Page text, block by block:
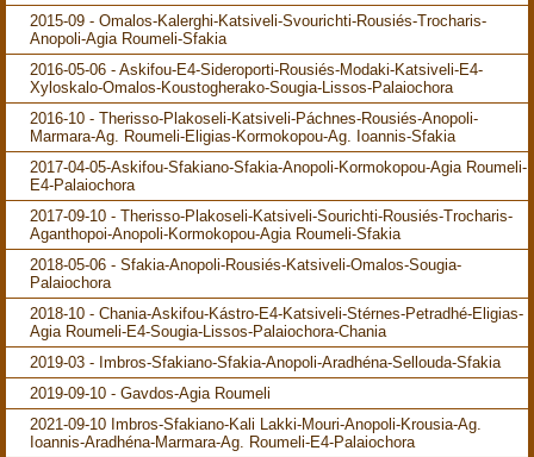
2015-09 - Omalos-Kalerghi-Katsiveli-Svourichti-Rousiés-Trocharis-
Anopoli-Agia Roumeli-Sfakia
2016-05-06 - Askifou-E4-Sideroporti-Rousiés-Modaki-Katsiveli-E4-
Xyloskalo-Omalos-Koustogherako-Sougia-Lissos-Palaiochora
2016-10 - Therisso-Plakoseli-Katsiveli-Páchnes-Rousiés-Anopoli-
Marmara-Ag. Roumeli-Eligias-Kormokopou-Ag. Ioannis-Sfakia
2017-04-05-Askifou-Sfakiano-Sfakia-Anopoli-Kormokopou-Agia Roumeli-
E4-Palaiochora
2017-09-10 - Therisso-Plakoseli-Katsiveli-Sourichti-Rousiés-Trocharis-
Aganthopoi-Anopoli-Kormokopou-Agia Roumeli-Sfakia
2018-05-06 - Sfakia-Anopoli-Rousiés-Katsiveli-Omalos-Sougia-
Palaiochora
2018-10 - Chania-Askifou-Kástro-E4-Katsiveli-Stérnes-Petradhé-Eligias-
Agia Roumeli-E4-Sougia-Lissos-Palaiochora-Chania
2019-03 - Imbros-Sfakiano-Sfakia-Anopoli-Aradhéna-Sellouda-Sfakia
2019-09-10 - Gavdos-Agia Roumeli
2021-09-10 Imbros-Sfakiano-Kali Lakki-Mouri-Anopoli-Krousia-Ag.
Ioannis-Aradhéna-Marmara-Ag. Roumeli-E4-Palaiochora